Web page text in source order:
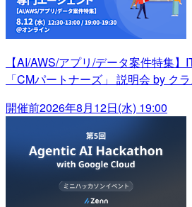
【AI/AWS/アプリ/データ案件特集
「CMパートナーズ」 説明会 by ク
開催前2026年8月12日(水) 19:00